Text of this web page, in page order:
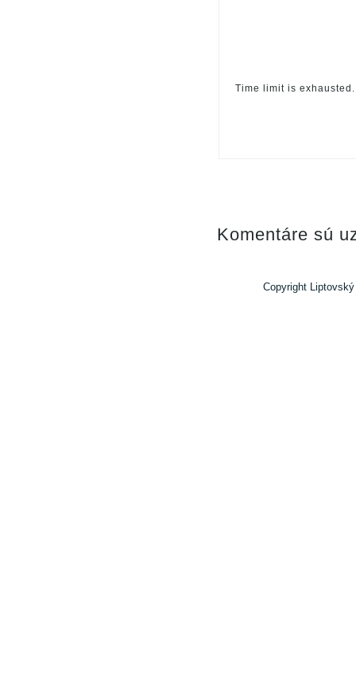
Time limit is
Komentáre sú
Copyright